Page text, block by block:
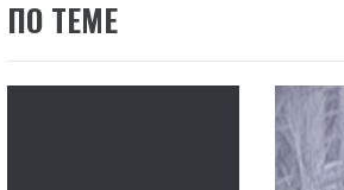
ПО ТЕМЕ